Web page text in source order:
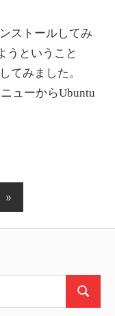
ストールしてみ
うということ
てみました。
ューからUbuntu
次
の
»
検